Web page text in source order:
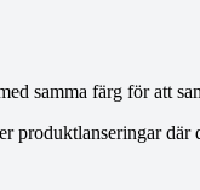
samma färg för att
produktlanseringar